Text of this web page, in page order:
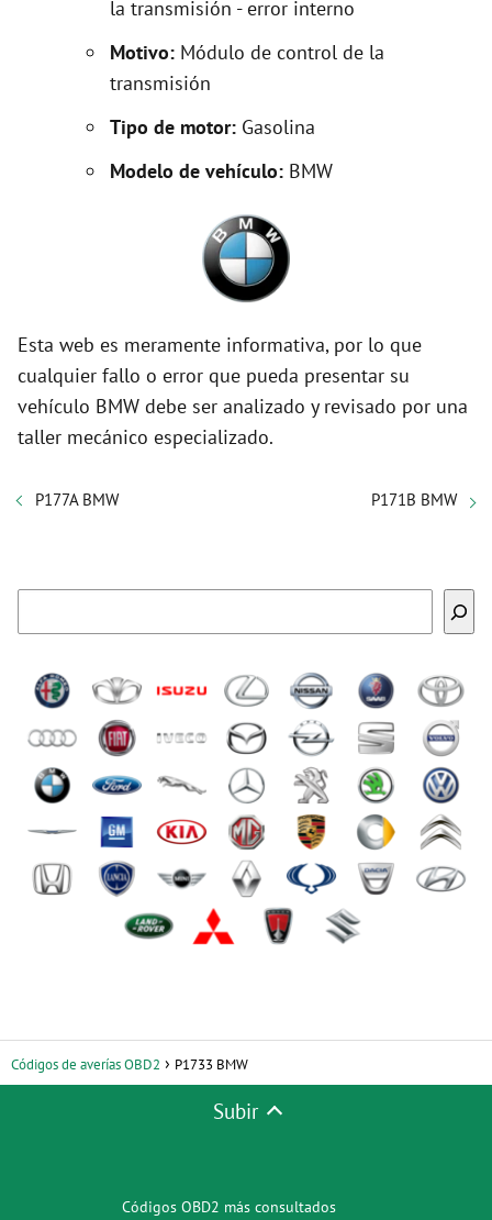
la transmisión - error interno
Motivo: Módulo de control de la
transmisión
Tipo de motor: Gasolina
Modelo de vehículo: BMW
Esta web es meramente informativa, por lo que
cualquier fallo o error que pueda presentar su
vehículo BMW debe ser analizado y revisado por una
taller mecánico especializado.
P177A BMW P171B BMW
Códigos de averías OBD2 P1733 BMW
Subir
Códigos OBD2 más consultados